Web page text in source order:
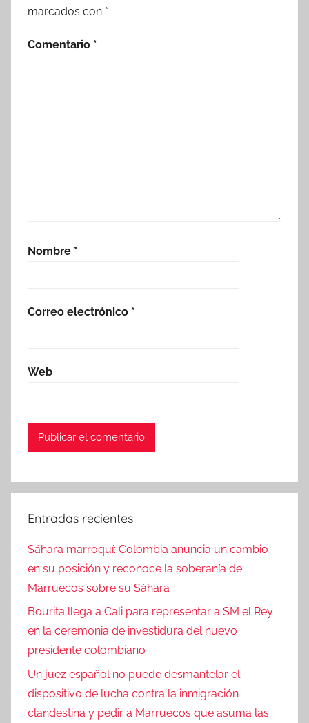
marcados con *
Comentario *
Nombre *
Correo electrónico *
Web
Entradas recientes
Sáhara marroquí: Colombia anuncia un cambio
en su posición y reconoce la soberanía de
Marruecos sobre su Sáhara
Bourita llega a Cali para representar a SM el Rey
en la ceremonia de investidura del nuevo
presidente colombiano
Un juez español no puede desmantelar el
dispositivo de lucha contra la inmigración
clandestina y pedir a Marruecos que asuma las